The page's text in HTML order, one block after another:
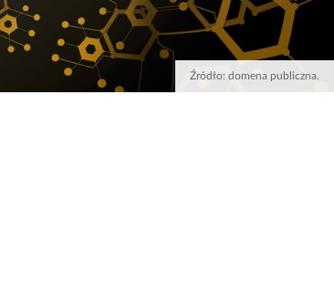
Źródło: domena publiczna.